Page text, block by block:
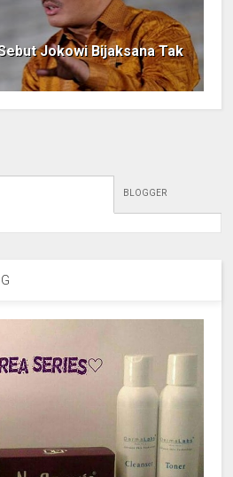
Jokowi Bijaksana Tak
BLOGGER